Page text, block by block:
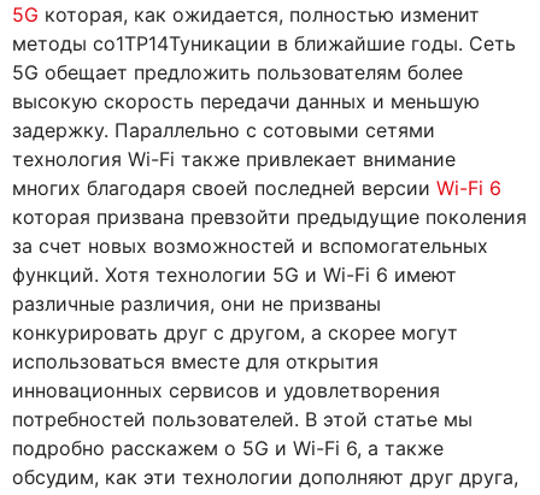
5G которая, как ожидается, полностью изменит
методы со1TP14Туникации в ближайшие годы. Сеть
5G обещает предложить пользователям более
высокую скорость передачи данных и меньшую
задержку. Параллельно с сотовыми сетями
технология Wi-Fi также привлекает внимание
многих благодаря своей последней версии Wi-Fi 6
которая призвана превзойти предыдущие поколения
за счет новых возможностей и вспомогательных
функций. Хотя технологии 5G и Wi-Fi 6 имеют
различные различия, они не призваны
конкурировать друг с другом, а скорее могут
использоваться вместе для открытия
инновационных сервисов и удовлетворения
потребностей пользователей. В этой статье мы
подробно расскажем о 5G и Wi-Fi 6, а также
обсудим, как эти технологии дополняют друг друга,